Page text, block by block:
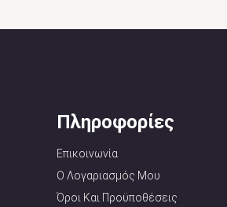
Πληροφορίες
Επικοινωνία
Ο Λογαριασμός Μου
Όροι Και Προϋποθέσεις